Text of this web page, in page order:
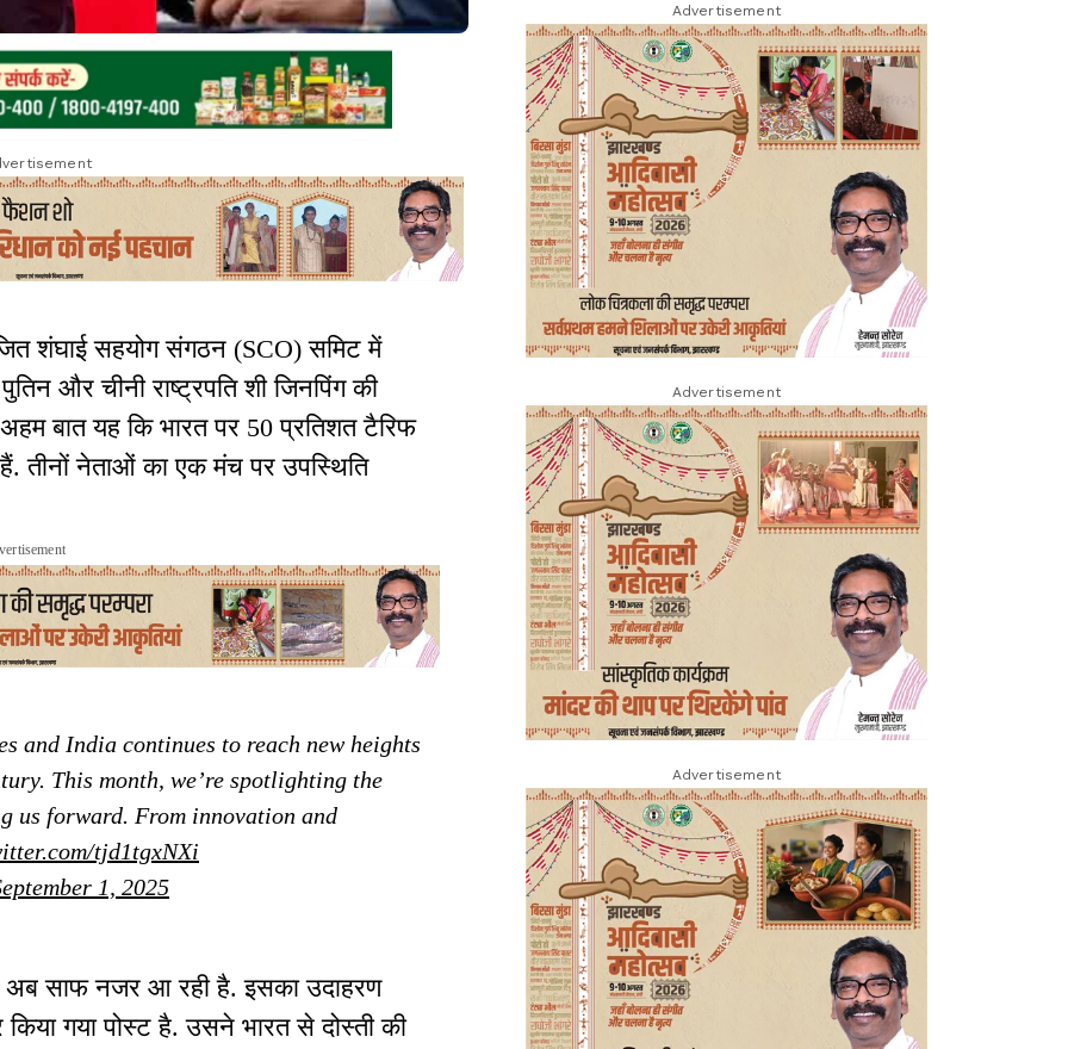
शंघाई सहयोग संगठन (SCO) समिट में
पुतिन और चीनी राष्ट्रपति शी जिनपिंग की
अहम बात यह कि भारत पर 50 प्रतिशत टैरिफ
तीनों नेताओं का एक मंच पर उपस्थिति
and India continues to reach new heights
This month, we’re spotlighting the
us forward. From innovation and
tjd1tgxNXi
1, 2025
अब साफ नजर आ रही है. इसका उदाहरण
किया गया पोस्ट है. उसने भारत से दोस्ती की
Advertisement
Advertisement
Advertisement